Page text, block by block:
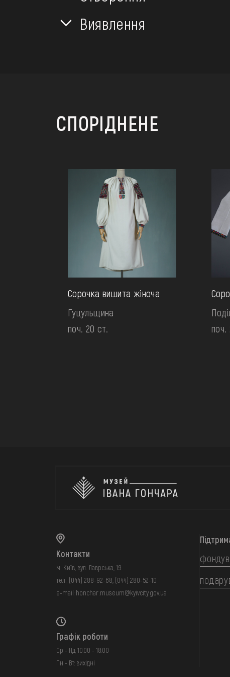
Виявлення
СПОРІДНЕНЕ
Сорочка вишита жіноча
Гуцульщина
поч. 20 ст.
поч.
Контакти
м. Київ, вул. Лаврська, 19
тел.: (044) 288-92-68 (044) 280-52-10
e-mail: honchar.museum@kyivcity.gov.ua
Графік роботи
Ср - Нд: 10:00 - 18:00
Пн - Вт: вихідні